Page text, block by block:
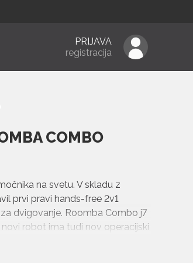
PRIJAVA
registracija
COMBO
na svetu. V skladu z
prvi pravi hands-free 2v1
dvigovanje. Roomba Combo j7
robot ima tudi nov operacijski
izognejo več predmetom in
večji glasovni nadzor in